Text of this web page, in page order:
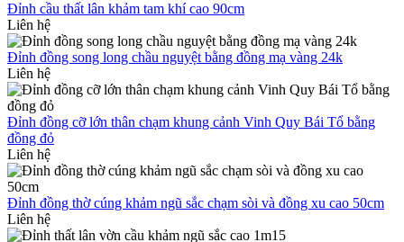
Đỉnh cầu thất lân khảm tam khí cao 90cm
Liên hệ
Đỉnh đồng song long chầu nguyệt bằng đồng mạ vàng 24k
Liên hệ
Đỉnh đồng cỡ lớn thân chạm khung cảnh Vinh Quy Bái Tổ bằng
đồng đỏ
Liên hệ
Đỉnh đồng thờ cúng khảm ngũ sắc chạm sòi và đồng xu cao 50cm
Liên hệ